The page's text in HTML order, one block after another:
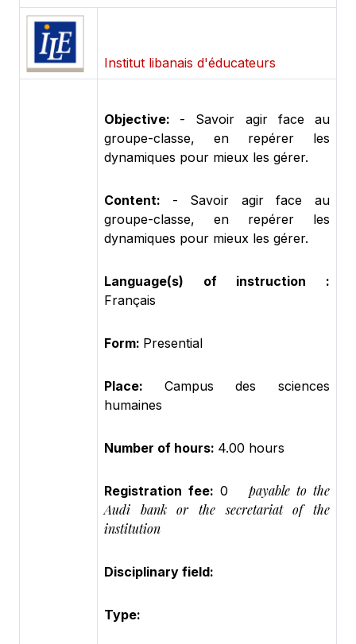
Institut libanais d'éducateurs
Objective: - Savoir agir face au
groupe-classe, en repérer les
dynamiques pour mieux les gérer.
Content: - Savoir agir face au
groupe-classe, en repérer les
dynamiques pour mieux les gérer.
Language(s) of instruction :
Français
Form: Presential
Place: Campus des sciences
humaines
Number of hours: 4.00 hours
Registration fee: 0payable to the
Audi bank or the secretariat of the
institution
Disciplinary field:
Type: